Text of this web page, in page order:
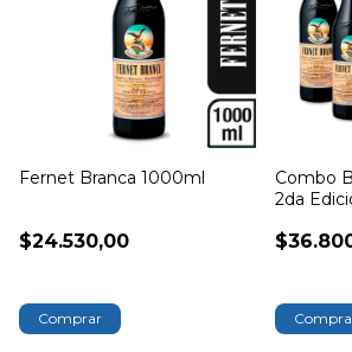
Fernet Branca 1000ml
$24.530,00
Combo
2da